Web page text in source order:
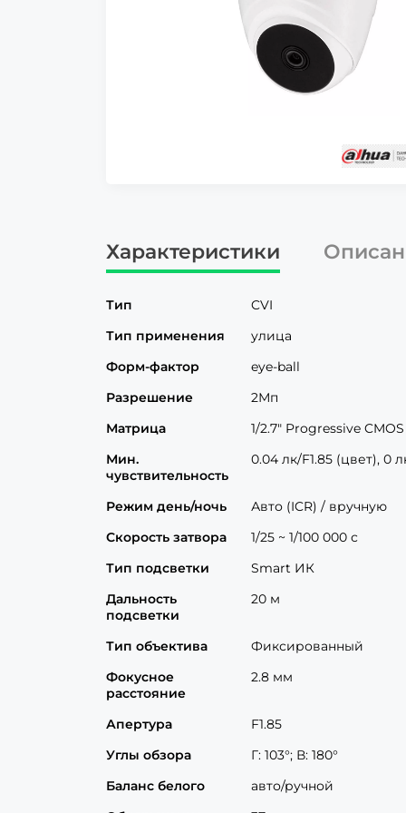
Характеристики
Тип
CVI
Тип применения
улица
Форм-фактор
eye-ball
Разрешение
2Мп
Матрица
1/2.7" Progressive CMOS
Мин.
чувствительность
0.04 лк/F1.85 (цвет), 0
Режим день/ночь
Авто (ICR) / вручную
Скорость затвора
1/25 ~ 1/100 000 с
Тип подсветки
Smart ИК
Дальность
подсветки
20 м
Тип объектива
Фиксированный
Фокусное
расстояние
2.8 мм
Апертура
F1.85
Углы обзора
Г: 103°; В: 180°
Баланс белого
авто/ручной